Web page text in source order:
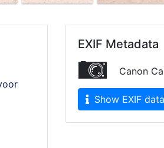
EXIF Metadata
Canon
Show EXIF data